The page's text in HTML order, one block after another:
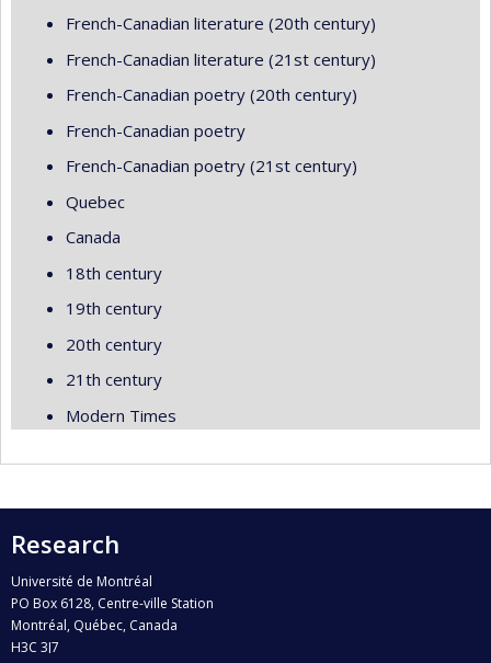
French-Canadian literature (20th century)
French-Canadian literature (21st century)
French-Canadian poetry (20th century)
French-Canadian poetry
French-Canadian poetry (21st century)
Quebec
Canada
18th century
19th century
20th century
21th century
Modern Times
Research
Université de Montréal
PO Box 6128, Centre-ville Station
Montréal, Québec, Canada
H3C 3J7